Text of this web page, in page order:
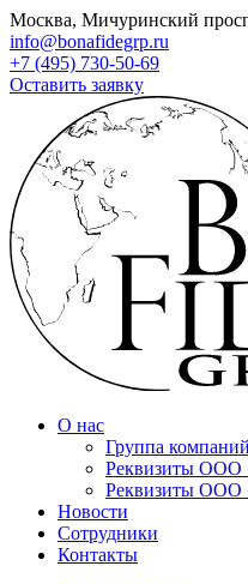
Москва, Мичуринский
info@bonafidegrp.ru
+7 (495) 730-50-69
Оставить заявку
О нас
Группа
Реквизиты ООО
Реквизиты ООО
Новости
Сотрудники
Контакты